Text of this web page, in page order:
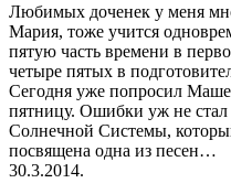
Любимых доченек у меня
Мария, тоже учится
пятую часть времени в
четыре пятых в
Сегодня уже попросил
пятницу. Ошибки уж не стал
Солнечной Системы,
посвящена одна из песен…
30.3.2014.